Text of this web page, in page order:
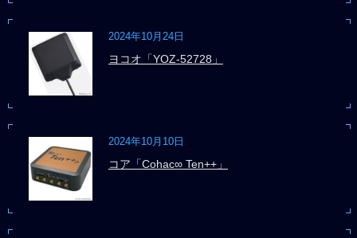
2024年10月24日
ヨコオ「YOZ-52728」
2024年10月10日
コア「Cohac∞ Ten++」